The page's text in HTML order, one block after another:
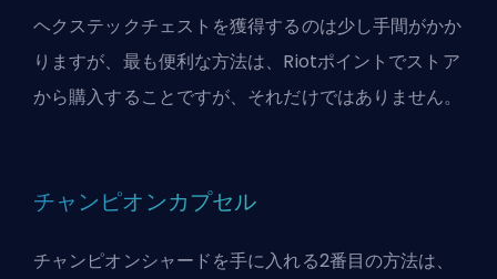
ヘクステックチェストを獲得するのは少し手間がかか
りますが、最も便利な方法は、Riotポイントでストア
から購入することですが、それだけではありません。
チャンピオンカプセル
チャンピオンシャードを手に入れる2番目の方法は、